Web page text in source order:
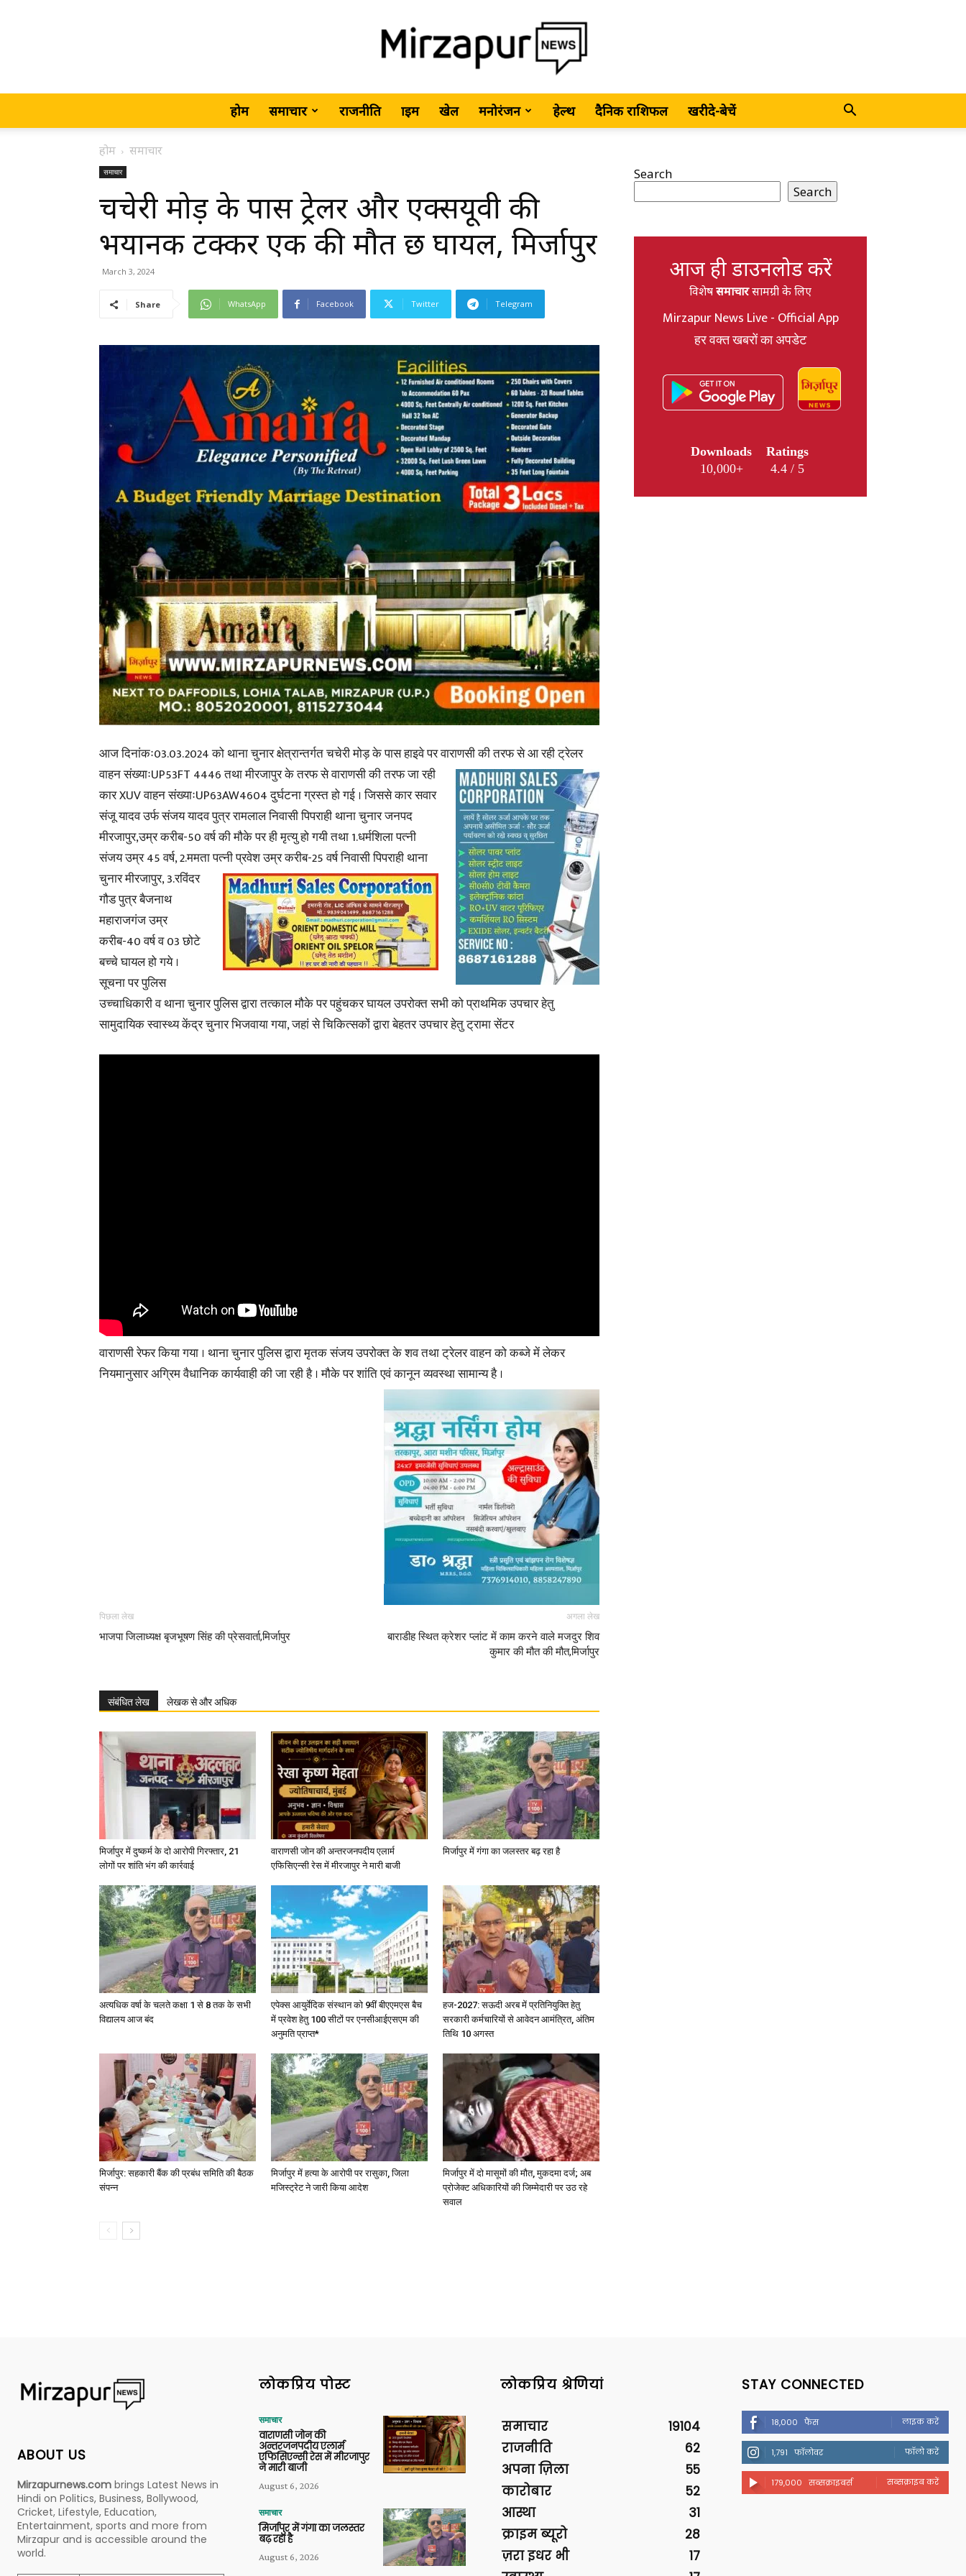
MirzapurNews.com
•
Hindi
News,
Latest
News
in
Hindi,
Today
Hindi
News
होम समाचार राजनीति क्राइम खेल मनोरंजन हेल्थ दैनिक राशिफल खरीदे-बेचें
होम समाचार
समाचार
चचेरी मोड़ के पास ट्रेलर और एक्सयूवी की
भयानक टक्कर एक की मौत छ घायल, मिर्जापुर
March 3, 2024
Share WhatsApp Facebook Twitter Telegram
आज दिनांकः03.03.2024 को थाना चुनार क्षेत्रान्तर्गत चचेरी मोड़ के पास हाइवे पर वाराणसी की तरफ से आ रही ट्रेलर
वाहन संख्याःUP53FT 4446 तथा मीरजापुर के तरफ से वाराणसी कीतरफ जा रही
कार XUV वाहन संख्याःUP63AW4604 दुर्घटना ग्रस्त हो गई । जिससे कार सवार
संजू यादव उर्फ संजय यादव पुत्र रामलाल निवासी पिपराही थाना चुनार जनपद
मीरजापुर,उम्र करीब-50 वर्ष की मौके पर ही मृत्यु हो गयी तथा 1.धर्मशिला पत्नी
संजय उम्र 45 वर्ष, 2.ममता पत्नी प्रवेश उम्र करीब-25 वर्ष निवासी पिपराही थाना
चुनार मीरजापुर, 3.रविंदर
गौड पुत्र बैजनाथ
महाराजगंज उम्र
करीब-40 वर्ष व 03 छोटे
बच्चे घायल हो गये ।
सूचना पर पुलिस
उच्चाधिकारी व थाना चुनार पुलिस द्वारा तत्काल मौके पर पहुंचकर घायल उपरोक्त सभी को प्राथमिक उपचार हेतु
सामुदायिक स्वास्थ्य केंद्र चुनार भिजवाया गया, जहां से चिकित्सकों द्वारा बेहतर उपचार हेतु ट्रामा सेंटर
वाराणसी रेफर किया गया । थाना चुनार पुलिस द्वारा मृतक संजय उपरोक्त के शव तथा ट्रेलर वाहन को कब्जे में लेकर
नियमानुसार अग्रिम वैधानिक कार्यवाही की जा रही है । मौके पर शांति एवं कानून व्यवस्था सामान्य है ।
पिछला लेख
भाजपा जिलाध्यक्ष बृजभूषण सिंह की प्रेसवार्ता,मिर्जापुर
अगला लेख
बाराडीह स्थित क्रेशर प्लांट में काम करने वाले मजदुर शिव
कुमार की मौत की मौत,मिर्जापुर
संबंधित लेख लेखक से और अधिक
मिर्जापुर में दुष्कर्म के दो आरोपी गिरफ्तार, 21
लोगों पर शांति भंग की कार्रवाई
वाराणसी जोन की अन्तरजनपदीय एलार्म
एफिसिएन्सी रेस में मीरजापुर ने मारी बाजी
मिर्जापुर में गंगा का जलस्तर बढ़ रहा है
अत्यधिक वर्षा के चलते कक्षा 1 से 8 तक के सभी
विद्यालय आज बंद
एपेक्स आयुर्वेदिक संस्थान को 9वीं बीएएमएस बैच
में प्रवेश हेतु 100 सीटों पर एनसीआईएसएम की
अनुमति प्राप्त*
हज-2027: सऊदी अरब में प्रतिनियुक्ति हेतु
सरकारी कर्मचारियों से आवेदन आमंत्रित, अंतिम
तिथि 10 अगस्त
मिर्जापुर: सहकारी बैंक की प्रबंध समिति की बैठक
संपन्न
मिर्जापुर में हत्या के आरोपी पर रासुका, जिला
मजिस्ट्रेट ने जारी किया आदेश
मिर्जापुर में दो मासूमों की मौत, मुकदमा दर्ज; अब
प्रोजेक्ट अधिकारियों की जिम्मेदारी पर उठ रहे
सवाल
Search
Search
आज ही डाउनलोड करें
विशेषसमाचारसामग्री के लिए
Mirzapur News Live - Official App
हर वक्त खबरों का अपडेट
Downloads
10,000+
Ratings
4.4 / 5
ABOUT US
Mirzapurnews.com brings Latest News in
Hindi on Politics, Business, Bollywood,
Cricket, Lifestyle, Education,
Entertainment, sports and more from
Mirzapur and is accessible around the
world.
लोकप्रिय पोस्ट
समाचार
वाराणसी जोन की
अन्तरजनपदीय एलार्म
एफिसिएन्सी रेस में मीरजापुर
ने मारी बाजी
August 6, 2026
समाचार
मिर्जापुर में गंगा का जलस्तर
बढ़ रहा है
August 6, 2026
लोकप्रिय श्रेणियां
समाचार
19104
राजनीति
62
अपना ज़िला
55
कारोबार
52
आस्था
31
क्राइम ब्यूरो
28
ज़रा इधर भी
17
STAY CONNECTED
18,000 फैंस लाइक करें
1,791 फॉलोवर फॉलो करें
179,000 सब्सक्राइबर्स सब्सक्राइब करें